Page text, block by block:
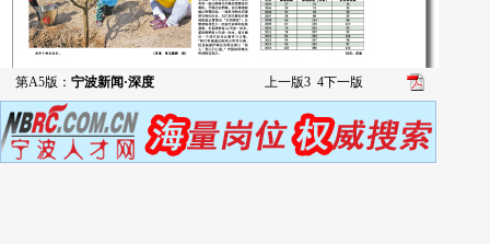
第A5版： 宁波新闻·深度 上一版3 4下一版